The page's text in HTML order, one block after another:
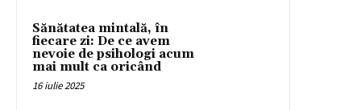
Sănătatea mintală, în
fiecare zi: De ce avem
nevoie de psihologi acum
mai mult ca oricând
16 iulie 2025